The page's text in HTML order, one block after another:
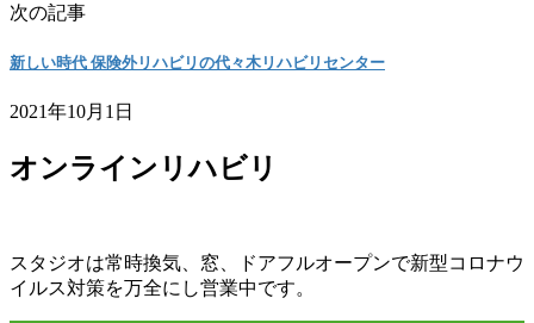
次の記事
新しい時代 保険外リハビリの代々木リハビリセンター
2021年10月1日
オンラインリハビリ
スタジオは常時換気、窓、ドアフルオープンで新型コロナウ
イルス対策を万全にし営業中です。